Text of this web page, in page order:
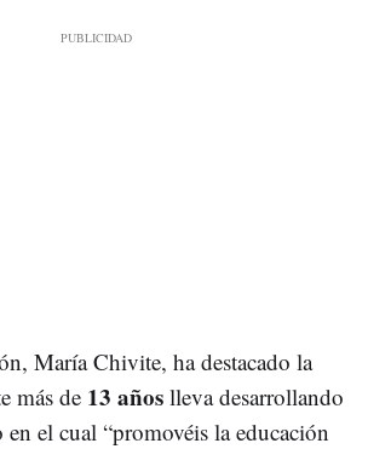
María Chivite, ha destacado la
más de 13 años lleva desarrollando
el cual “promovéis la educación